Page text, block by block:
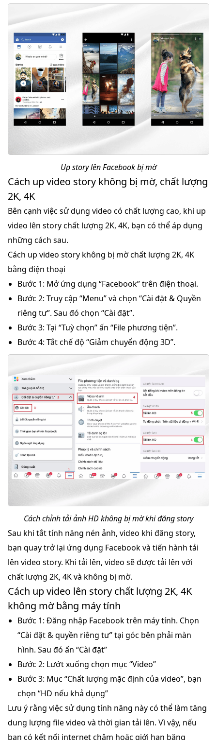
Up story lên Facebook bị mờ
Cách up video story không bị mờ, chất lượng
2K, 4K
Bên cạnh việc sử dụng video có chất lượng cao, khi up
video lên story chất lượng 2K, 4K, bạn có thể áp dụng
những cách sau.
Cách up video story không bị mờ chất lượng 2K, 4K
bằng điện thoại
Bước 1: Mở ứng dụng “Facebook” trên điện thoại.
Bước 2: Truy cập “Menu” và chọn “Cài đặt & Quyền
riêng tư”. Sau đó chọn “Cài đặt”.
Bước 3: Tại “Tuỳ chọn” ấn “File phương tiện”.
Bước 4: Tắt chế độ “Giảm chuyển động 3D”.
Cách chỉnh tải ảnh HD không bị mờ khi đăng story
Sau khi tắt tính năng nén ảnh, video khi đăng story,
bạn quay trở lại ứng dụng Facebook và tiến hành tải
lên video story. Khi tải lên, video sẽ được tải lên với
chất lượng 2K, 4K và không bị mờ.
Cách up video lên story chất lượng 2K, 4K
không mờ bằng máy tính
Bước 1: Đăng nhập Facebook trên máy tính. Chọn
“Cài đặt & quyền riêng tư” tại góc bên phải màn
hình. Sau đó ấn “Cài đặt”
Bước 2: Lướt xuống chọn mục “Video”
Bước 3: Mục “Chất lượng mặc định của video”, bạn
chọn “HD nếu khả dụng”
Lưu ý rằng việc sử dụng tính năng này có thể làm tăng
dung lượng file video và thời gian tải lên. Vì vậy, nếu
bạn có kết nối internet chậm hoặc giới hạn băng